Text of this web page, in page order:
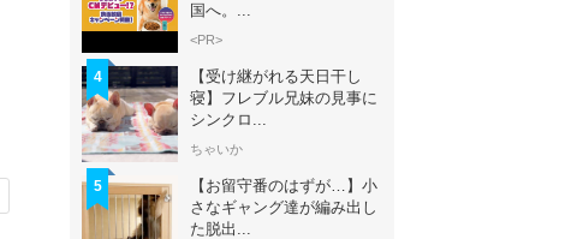
国へ。...
<PR>
4
【受け継がれる天日干し
寝】フレブル兄妹の見事に
シンクロ...
ちゃいか
5
【お留守番のはずが…】小
さなギャング達が編み出し
た脱出...